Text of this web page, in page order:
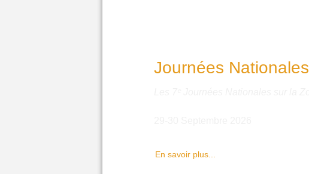
Journées Nationales
En savoir plus...